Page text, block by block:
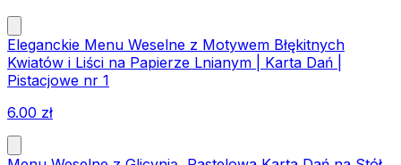
Eleganckie Menu Weselne z Motywem Błękitnych
Kwiatów i Liści na Papierze Lnianym | Karta Dań |
Pistacjowe nr 1
6.00 zł